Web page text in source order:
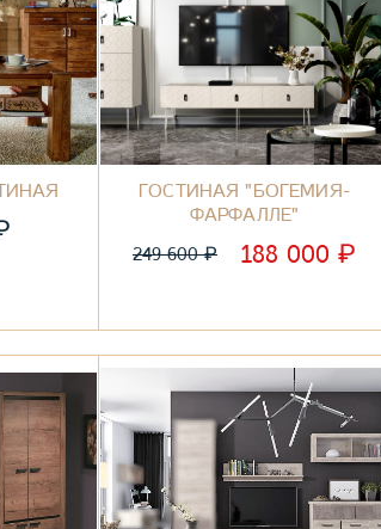
ГОСТИНАЯ "БОГЕМИЯ-
ФАРФАЛЛЕ"
249 600₽ 188 000 ₽